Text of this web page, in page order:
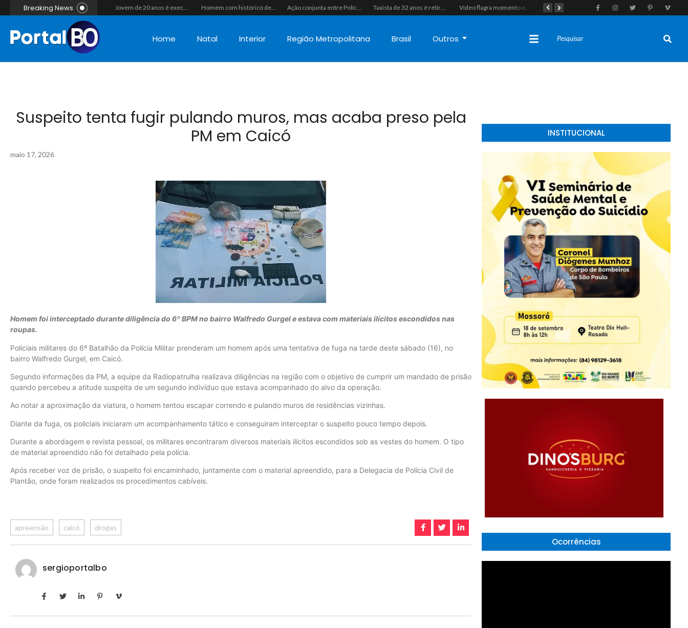
Breaking News Jovem de 20 anos é executado a tiros em rede na companhia da namorada após criminosos invadirem casa fingindo ser policiais em Assú Homem com histórico de crimes sexuais é preso preventivamente por importunação sexual em supermercado de Caicó Ação conjunta entre Polícias Civil e Militar resulta na apreensão de drogas, munições e colete tático em São Gonçalo do Amarante Taxista de 32 anos é retirado de casa à força e executado a tiros na calçada em Macaíba Vídeo flagra momento em que fugitivo de Alcaçuz pede carona na Lagoa do Bonfim antes de ser recapturado pela Polícia Penal Tragédia em Felipe Guerra: Adolescente de 16 anos morre após colidir moto em enchedeira na avenida principal
Home Natal Interior Região Metropolitana Brasil Outros
Suspeito tenta fugir pulando muros, mas acaba preso pela
PM em Caicó
maio 17, 2026
Homem foi interceptado durante diligência do 6º BPM no bairro Walfredo Gurgel e estava com materiais ilícitos escondidos nas
roupas.
Policiais militares do 6º Batalhão da Polícia Militar prenderam um homem após uma tentativa de fuga na tarde deste sábado (16), no
bairro Walfredo Gurgel, em Caicó.
Segundo informações da PM, a equipe da Radiopatrulha realizava diligências na região com o objetivo de cumprir um mandado de prisão
quando percebeu a atitude suspeita de um segundo indivíduo que estava acompanhado do alvo da operação.
Ao notar a aproximação da viatura, o homem tentou escapar correndo e pulando muros de residências vizinhas.
Diante da fuga, os policiais iniciaram um acompanhamento tático e conseguiram interceptar o suspeito pouco tempo depois.
Durante a abordagem e revista pessoal, os militares encontraram diversos materiais ilícitos escondidos sob as vestes do homem. O tipo
de material apreendido não foi detalhado pela polícia.
Após receber voz de prisão, o suspeito foi encaminhado, juntamente com o material apreendido, para a Delegacia de Polícia Civil de
Plantão, onde foram realizados os procedimentos cabíveis.
apreensão caicó drogas
sergioportalbo
INSTITUCIONAL
Ocorrências